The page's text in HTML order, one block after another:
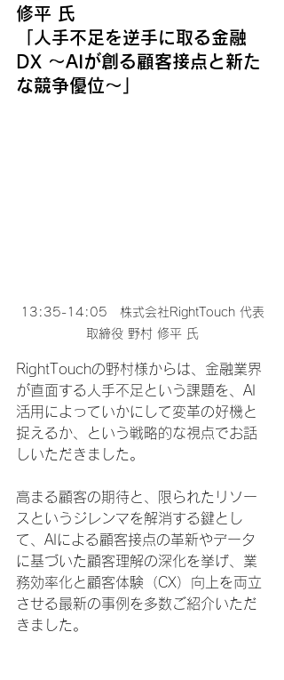
修平 氏
「人手不足を逆手に取る金融
DX 〜AIが創る顧客接点と新た
な競争優位〜」
13:35-14:05　株式会社RightTouch 代表
取締役 野村 修平 氏
RightTouchの野村様からは、金融業界
が直面する人手不足という課題を、AI
活用によっていかにして変革の好機と
捉えるか、という戦略的な視点でお話
しいただきました。
高まる顧客の期待と、限られたリソー
スというジレンマを解消する鍵とし
て、AIによる顧客接点の革新やデータ
に基づいた顧客理解の深化を挙げ、業
務効率化と顧客体験（CX）向上を両立
させる最新の事例を多数ご紹介いただ
きました。